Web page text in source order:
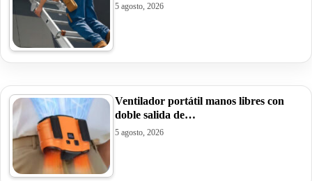
5 agosto, 2026
Ventilador portátil manos libres con
doble salida de…
5 agosto, 2026